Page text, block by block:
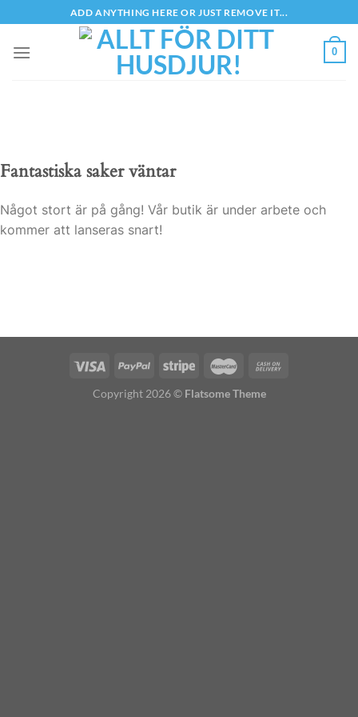
to
content
ADD ANYTHING HERE OR JUST REMOVE IT...
0
Fantastiska saker väntar
Något stort är på gång! Vår butik är under arbete och
kommer att lanseras snart!
Copyright 2026 © Flatsome Theme